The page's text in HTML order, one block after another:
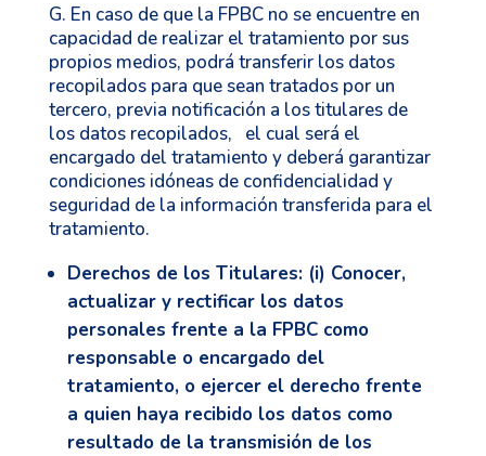
G. En caso de que la FPBC no se encuentre en
capacidad de realizar el tratamiento por sus
propios medios, podrá transferir los datos
recopilados para que sean tratados por un
tercero, previa notificación a los titulares de
los datos recopilados, el cual será el
encargado del tratamiento y deberá garantizar
condiciones idóneas de confidencialidad y
seguridad de la información transferida para el
tratamiento.
Derechos de los Titulares: (i) Conocer,
actualizar y rectificar los datos
personales frente a la FPBC como
responsable o encargado del
tratamiento, o ejercer el derecho frente
a quien haya recibido los datos como
resultado de la transmisión de los